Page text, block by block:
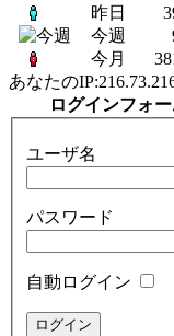
昨日
今週
今月
あなたのIP:
ログインフォ
ユーザ名
パスワード
自動ログイン